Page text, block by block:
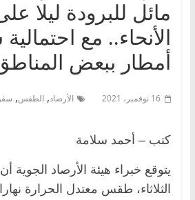
مائل للبرودة ليلا
الأنحاء.. مع
أمطار ببعض
16 نوفمبر، 2021 الأرصاد, الطقس,
كتب – أحمد سلامة
يتوقع خبراء هيئة الأرصاد الجوية
الثلاثاء، طقس معتدل الحرارة